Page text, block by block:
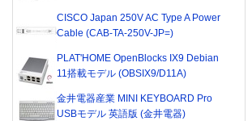
CISCO Japan 250V AC Type A Power
Cable (CAB-TA-250V-JP=)
PLAT'HOME OpenBlocks IX9 Debian
11搭載モデル (OBSIX9/D11A)
金井電器産業 MINI KEYBOARD Pro
USBモデル 英語版 (金井電器)